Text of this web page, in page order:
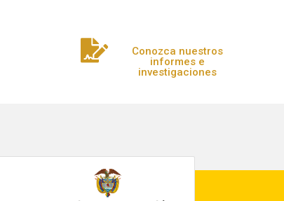
Conozca nuestros
informes e
investigaciones